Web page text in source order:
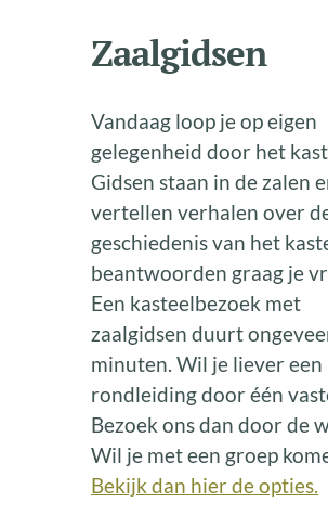
Zaalgidsen
Vandaag loop je op eigen
gelegenheid door het
Gidsen staan in de zalen
vertellen verhalen over
geschiedenis van het
beantwoorden graag je
Een kasteelbezoek met
zaalgidsen duurt
minuten. Wil je liever een
rondleiding door één
Bezoek ons dan door de
Wil je met een groep
Bekijk dan hier de opties.